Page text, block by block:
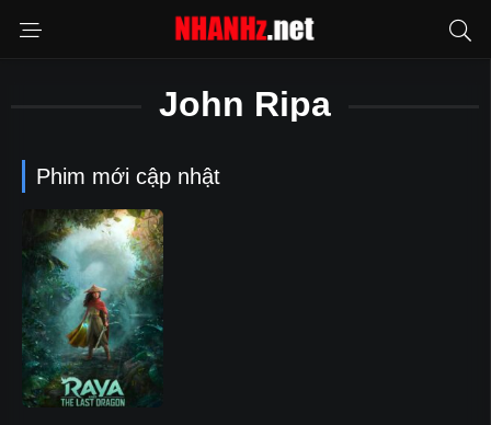
John Ripa
Phim mới cập nhật